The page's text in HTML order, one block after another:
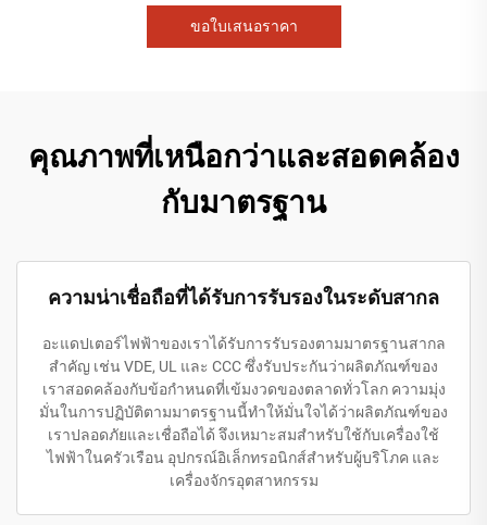
ขอใบเสนอราคา
คุณภาพที่เหนือกว่าและสอดคล้อง
กับมาตรฐาน
ความน่าเชื่อถือที่ได้รับการรับรองในระดับสากล
อะแดปเตอร์ไฟฟ้าของเราได้รับการรับรองตามมาตรฐานสากล
สำคัญ เช่น VDE, UL และ CCC ซึ่งรับประกันว่าผลิตภัณฑ์ของ
เราสอดคล้องกับข้อกำหนดที่เข้มงวดของตลาดทั่วโลก ความมุ่ง
มั่นในการปฏิบัติตามมาตรฐานนี้ทำให้มั่นใจได้ว่าผลิตภัณฑ์ของ
เราปลอดภัยและเชื่อถือได้ จึงเหมาะสมสำหรับใช้กับเครื่องใช้
ไฟฟ้าในครัวเรือน อุปกรณ์อิเล็กทรอนิกส์สำหรับผู้บริโภค และ
เครื่องจักรอุตสาหกรรม